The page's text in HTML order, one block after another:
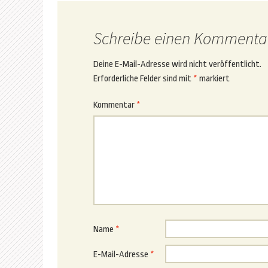
Schreibe einen
Deine E-Mail-Adresse wird nicht veröffentlicht.
Erforderliche Felder sind mit * markiert
Kommentar *
Name *
E-Mail-Adresse *